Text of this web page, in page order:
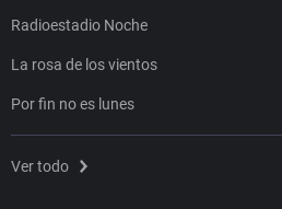
Radioestadio Noche
La rosa de los vientos
Por fin no es lunes
Ver todo